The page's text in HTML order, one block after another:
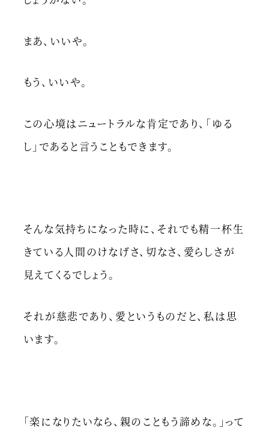
まあ、いいや。
もう、いいや。
この心境はニュートラルな肯定であり、「ゆる
し」であると言うこともできます。
そんな気持ちになった時に、それでも精一杯生
きている人間のけなげさ、切なさ、愛らしさが
見えてくるでしょう。
それが慈悲であり、愛というものだと、私は思
います。
「楽になりたいなら、親のこともう諦めな。」って